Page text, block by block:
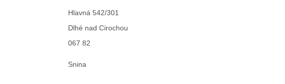
Hlavná 542/301
Dlhé nad Cirochou
067 82
Snina